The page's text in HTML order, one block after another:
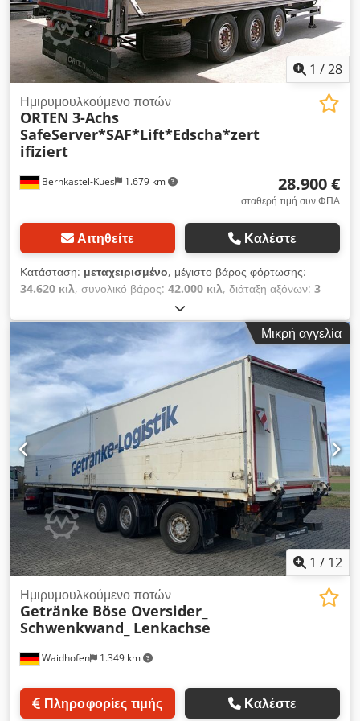
1 /28
Bernkastel-Kues 1.679 km
Ημιρυμουλκούμενο ποτών
ORTEN 3-Achs
SafeServer*SAF*Lift*Edscha*zert
ifiziert
28.900 €
σταθερή τιμή συν ΦΠΑ
Αιτηθείτε Καλέστε
Κατάσταση: μεταχειρισμένο, μέγιστο βάρος φόρτωσης:
34.620 κιλ, συνολικό βάρος: 42.000 κιλ, διάταξη αξόνων: 3
06/2019
φόρτωσης:13.640 χιλ., πλάτος χώρου φόρτωσης:2.480 χιλ.,
ύψος χώρου φόρτωσης:2.650 χιλ.
, όγκος χώρου φόρτωσης:
90 m³, συνολικό πλάτος: , συνολικό ύψος:4.000
χιλ., Έτος κατασκευής: , Εξοπλισμός: ABS, * Τοποθέτηση
του συστήματος ασφαλείας SafeServer * Πιστοποίηση DEKRA
σύμφωνα με τα πρότυπα VDI 2700 και DIN EN 12642 Code XL
* Πιστοποίηση για μεταφορά ποτών Chedpfx Alezk Stzjcja *
Πιστοποίηση για μεταφορά βαρελίσιας μπύρας * Πιστοποίηση
για μεταφορά ανακυκλωμένου χαρτιού * Πιστοποίηση για
μεταφορά χημικών ουσιών (σε δοχεία IBC) * 4 σειρές για την
ασφάλιση του φορτίου * Κρίκοι πρόσδεσης στον εξωτερικό
σκελετό * Διαστάσεις χώρου φόρτωσης: 13.640 x 2.480 x
2.650 χιλ. * Πλαίσιο Kögel * Διπλές πτυσσόμενες πόρτες στο
πίσω μέρος * Άξονες SAF * Ανασηκώμενος άξονας * Πλήρες
σύστημα αερανάρτησης * Δισκόφρενα
Μικρή αγγελία
1 / 12
Waidhofen 1.349 km
Ημιρυμουλκούμενο ποτών
Getränke Böse Oversider_
Schwenkwand_ Lenkachse
Πληροφορίες τιμής Καλέστε